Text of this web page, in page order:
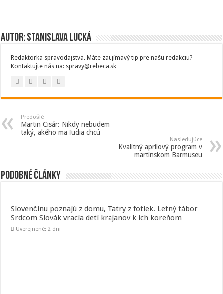
Autor: Stanislava Lucká
Redaktorka spravodajstva. Máte zaujímavý tip pre našu redakciu?
Kontaktujte nás na: spravy@rebeca.sk
Predošlé
Martin Cisár: Nikdy nebudem
taký, akého ma ľudia chcú
Nasledujúce
Kvalitný aprílový program v
martinskom Barmuseu
Podobné články
Slovenčinu poznajú z domu, Tatry z fotiek. Letný tábor
Srdcom Slovák vracia deti krajanov k ich koreňom
Uverejnené: 2 dni